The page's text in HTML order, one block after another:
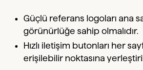
Güçlü referans logoları ana
görünürlüğe sahip olmalıdır.
Hızlı iletişim butonları her
erişilebilir noktasına